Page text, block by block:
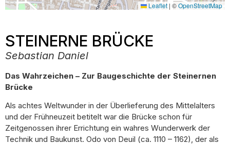
Leaflet | ©OpenStreetMap
STEINERNE BRÜCKE
Sebastian Daniel
Das Wahrzeichen – Zur Baugeschichte der Steinernen
Brücke
Als achtes Weltwunder in der Überlieferung des Mittelalters
und der Frühneuzeit betitelt war die Brücke schon für
Zeitgenossen ihrer Errichtung ein wahres Wunderwerk der
Technik und Baukunst. Odo von Deuil (ca. 1110 – 1162), der als